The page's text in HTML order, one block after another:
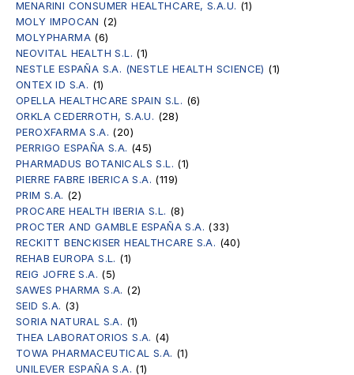
MENARINI CONSUMER HEALTHCARE, S.A.U. (1)
MOLY IMPOCAN (2)
MOLYPHARMA (6)
NEOVITAL HEALTH S.L. (1)
NESTLE ESPAÑA S.A. (NESTLE HEALTH SCIENCE) (1)
ONTEX ID S.A. (1)
OPELLA HEALTHCARE SPAIN S.L. (6)
ORKLA CEDERROTH, S.A.U. (28)
PEROXFARMA S.A. (20)
PERRIGO ESPAÑA S.A. (45)
PHARMADUS BOTANICALS S.L. (1)
PIERRE FABRE IBERICA S.A. (119)
PRIM S.A. (2)
PROCARE HEALTH IBERIA S.L. (8)
PROCTER AND GAMBLE ESPAÑA S.A. (33)
RECKITT BENCKISER HEALTHCARE S.A. (40)
REHAB EUROPA S.L. (1)
REIG JOFRE S.A. (5)
SAWES PHARMA S.A. (2)
SEID S.A. (3)
SORIA NATURAL S.A. (1)
THEA LABORATORIOS S.A. (4)
TOWA PHARMACEUTICAL S.A. (1)
UNILEVER ESPAÑA S.A. (1)